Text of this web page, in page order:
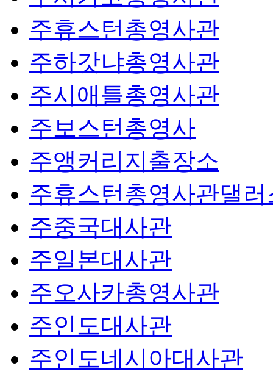
주휴스턴총영사관
주하갓냐총영사관
주시애틀총영사관
주보스턴총영사
주앵커리지출장소
주휴스턴총영사관댈
주중국대사관
주일본대사관
주오사카총영사관
주인도대사관
주인도네시아대사관